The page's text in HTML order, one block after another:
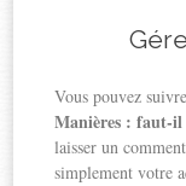
Vous pouvez
Manières : faut-il
laisser un
simplement votre